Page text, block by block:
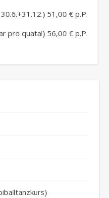
51,00 € p.P.
pro quatal) 56,00 € p.P.